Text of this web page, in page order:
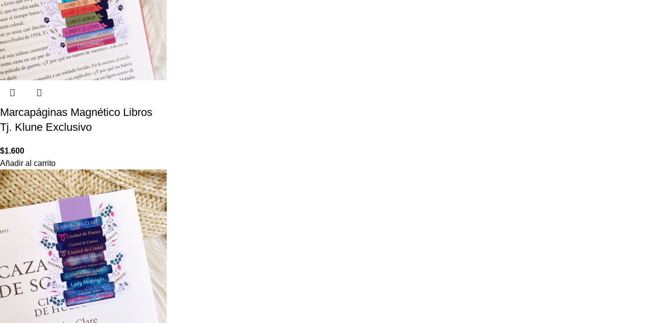
Marcapáginas Magnético Libros
Tj. Klune Exclusivo
$1.600
Añadir al carrito